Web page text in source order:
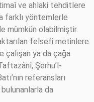
ve ahlaki tehditlere
farklı yöntemlerle
mümkün olabilmiştir.
felsefi metinlere
çalışan ya da çağa
Şerhu’l-
referansları
da